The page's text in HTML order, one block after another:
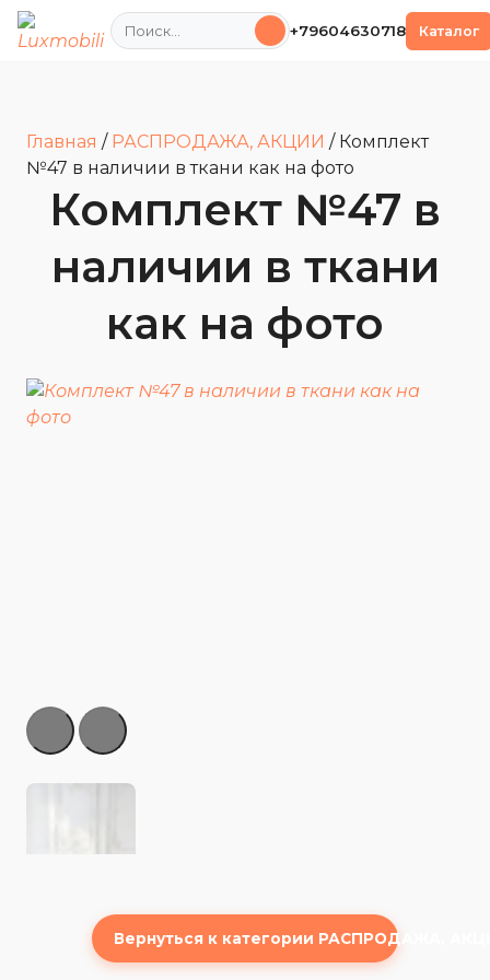
Поиск +79604630718 Каталог
Главная / РАСПРОДАЖА, АКЦИИ / Комплект
№47 в наличии в ткани как на фото
Комплект №47 в
наличии в ткани
как на фото
Вернуться к категории РАСПРОДАЖА,